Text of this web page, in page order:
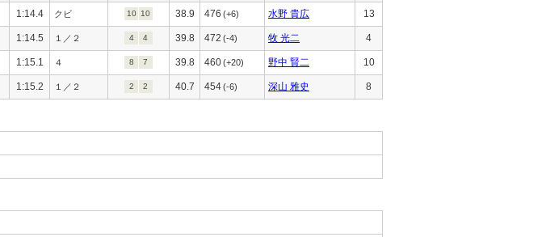
1:14.4 クビ 10 10 38.9 476 (+6) 水野 貴広 13
1:14.5 １／２ 4 4 39.8 472 (-4) 牧 光二 4
1:15.1 ４ 8 7 39.8 460(+20) 野中 賢二 10
1:15.2 １／２ 2 2 40.7 454(-6) 深山 雅史 8